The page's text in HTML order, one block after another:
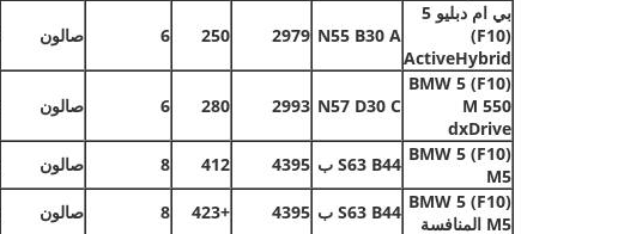
بي ام دبليو 5
(F10)
ActiveHybrid
N55 B30 A
2979
250
6 صالون
BMW 5 (F10)
M 550
dxDrive
N57 D30 C
2993
280
6 صالون
BMW 5 (F10)
M5
S63 B44 ب 4395
412
8 صالون
BMW 5 (F10)
M5 المنافسة
S63 B44 ب 4395
+423
8 صالون